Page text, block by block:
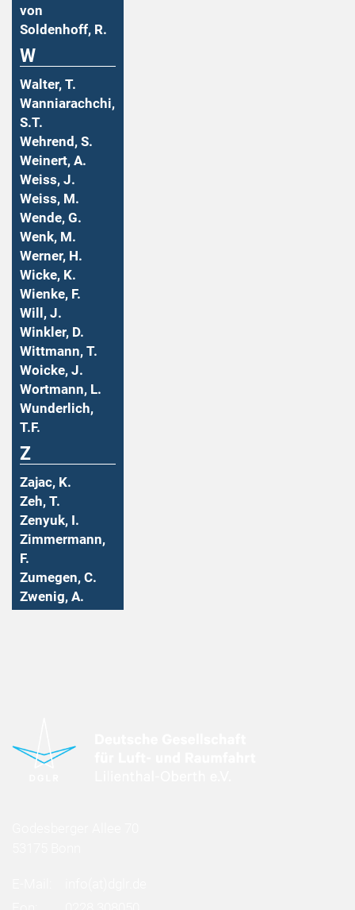
von
Soldenhoff, R.
W
Walter, T.
Wanniarachchi,
S.T.
Wehrend, S.
Weinert, A.
Weiss, J.
Weiss, M.
Wende, G.
Wenk, M.
Werner, H.
Wicke, K.
Wienke, F.
Will, J.
Winkler, D.
Wittmann, T.
Woicke, J.
Wortmann, L.
Wunderlich,
T.F.
Z
Zajac, K.
Zeh, T.
Zenyuk, I.
Zimmermann,
F.
Zumegen, C.
Zwenig, A.